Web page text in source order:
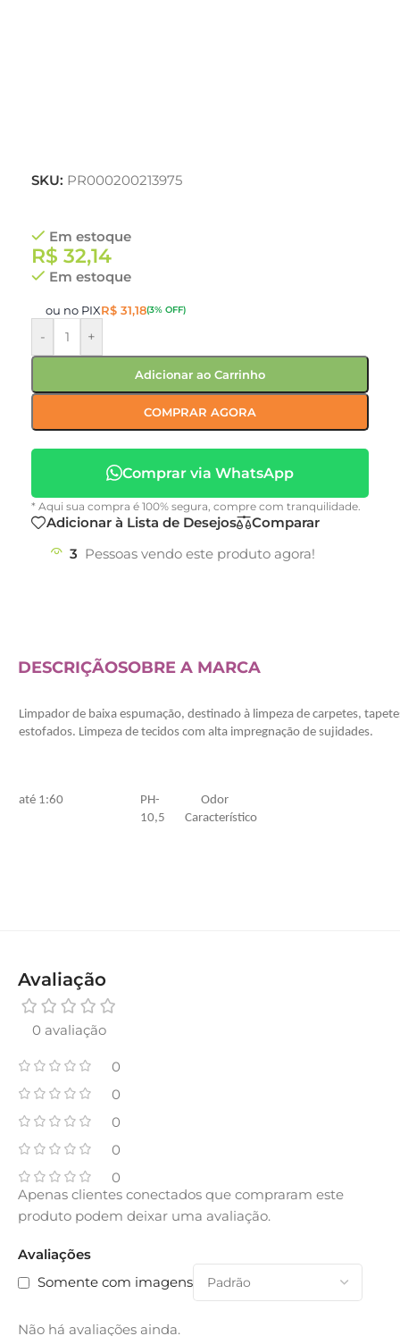
SKU: PR000200213975
Em estoque
R$ 32,14
Em estoque
ou no PIXR$ 31,18(3% OFF)
- +
Adicionar ao Carrinho
COMPRAR AGORA
Comprar via WhatsApp
* Aqui sua compra é 100% segura, compre com tranquilidade.
Adicionar à Lista de Desejos
Comparar
3 Pessoas vendo este produto agora!
DESCRIÇÃOSOBRE A MARCA
Limpador de baixa espumação, destinado à limpeza de carpetes,
estofados. Limpeza de tecidos com alta impregnação de sujidades.
até 1:60
PH-
10,5
Odor
Característico
Avaliação
0 avaliação
0
0
0
0
0
Avaliações
Somente com imagens
Não há avaliações ainda.
Apenas clientes conectados que compraram este
produto podem deixar uma avaliação.